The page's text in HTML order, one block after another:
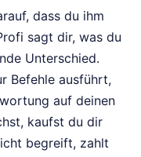
dass du ihm
sagt dir, was du
Unterschied.
Befehle ausführt,
auf deinen
kaufst du dir
begreift, zahlt